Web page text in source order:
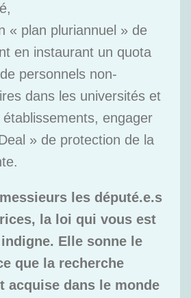
« plan pluriannuel » de
en instaurant un quota
personnels non-
dans les universités et
établissements, engager
» de protection de la
les député.e.s
la loi qui vous est
Elle sonne le
que la recherche
acquise dans le monde